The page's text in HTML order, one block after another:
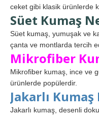
ceket gibi klasik ürünlerde
Süet Kumaş
Süet kumaş, yumuşak ve
çanta ve montlarda tercih
Mikrofiber
Mikrofiber kumaş, ince ve
ürünlerde popülerdir.
Jakarlı
Jakarlı kumaş, desenli